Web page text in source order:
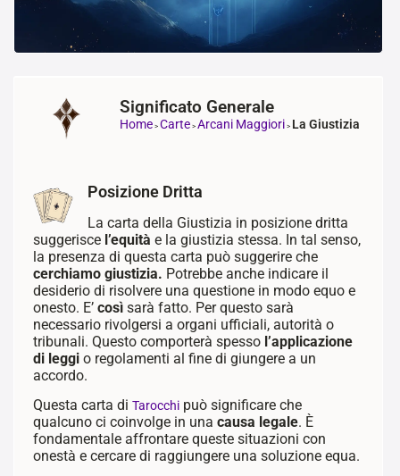
Significato Generale
Home> Carte> Arcani Maggiori > La Giustizia
Posizione Dritta
La carta della Giustizia in posizione dritta
suggerisce l’equità e la giustizia stessa. In tal senso,
la presenza di questa carta può suggerire che
cerchiamo giustizia. Potrebbe anche indicare il
desiderio di risolvere una questione in modo equo e
onesto. E’ cosìsarà fatto. Per questo sarà
necessario rivolgersi a organi ufficiali, autorità o
tribunali. Questo comporterà spesso l’applicazione
di leggio regolamenti al fine di giungere a un
accordo.
Questa carta di Tarocchipuò significare che
qualcuno ci coinvolge in una causa legale. È
fondamentale affrontare queste situazioni con
onestà e cercare di raggiungere una soluzione equa.